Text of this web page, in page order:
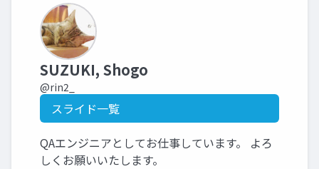
SUZUKI, Shogo
@rin2_
スライド一覧
QAエンジニアとしてお仕事しています。 よろ
しくお願いいたします。